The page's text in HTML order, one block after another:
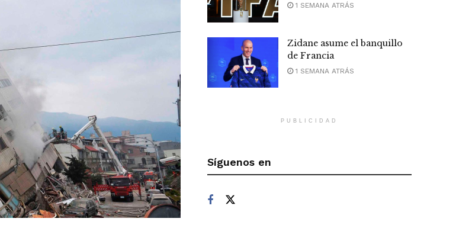
1 SEMANA ATRÁS
Zidane asume el banquillo
de Francia
1 SEMANA ATRÁS
PUBLICIDAD
Síguenos en